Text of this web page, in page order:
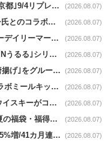
ロフトnews｜新生｢モマ デザインストア 京都｣9/4リプレイスオープン (2026.08.07)
ハンズnews｜創業50周年記念･ムロツヨシ氏とのコラボ企画｢ムロハンズ｣開催 (2026.08.07)
関西フードマーケットnews｜関西スーパーデイリーマート蒲生店8/7改装 (2026.08.07)
ニトリnews｜肌ざわりを追求した新寝具｢Nうるる｣シリーズを発売 (2026.08.07)
U.S.M.Hnews｜ ｢４種だしの国産むね塩唐揚げ｣をグループ610店で共同販促 (2026.08.07)
オイシックスnews｜スノーピークとのコラボミールキット8/13発売 (2026.08.07)
OICグループnews｜グループ酒造会社のウイスキーがコンペティション受賞 (2026.08.07)
PLANTnews｜お盆向けごちそう商品と｢夏の福袋・福得カート｣8/8から開催 (2026.08.07)
リテールパートナーズnews｜7月既存店1.5%増/41カ月連続増 (2026.08.07)